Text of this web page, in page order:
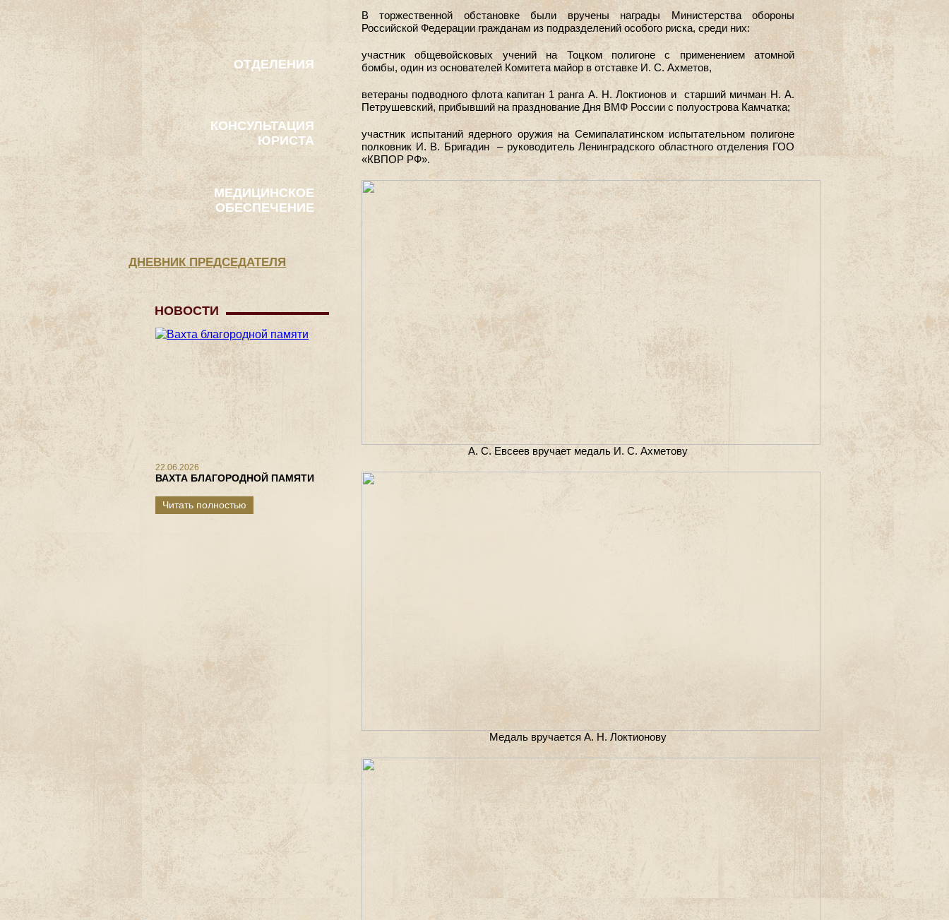
ОТДЕЛЕНИЯ
КОНСУЛЬТАЦИЯ
ЮРИСТА
МЕДИЦИНСКОЕ
ОБЕСПЕЧЕНИЕ
ДНЕВНИК ПРЕДСЕДАТЕЛЯ
НОВОСТИ
22.06.2026
ВАХТА БЛАГОРОДНОЙ ПАМЯТИ
Читать полностью
В торжественной обстановке были вручены награды Министерства обороны
Российской Федерации гражданам из подразделений особого риска, среди них:
участник общевойсковых учений на Тоцком полигоне с применением атомной
бомбы, один из основателей Комитета майор в отставке И. С. Ахметов,
ветераны подводного флота капитан 1 ранга А. Н. Локтионов и старший мичман Н. А.
Петрушевский, прибывший на празднование Дня ВМФ России с полуострова Камчатка;
участник испытаний ядерного оружия на Семипалатинском испытательном полигоне
полковник И. В. Бригадин – руководитель Ленинградского областного отделения ГОО
«КВПОР РФ».
А. С. Евсеев вручает медаль И. С. Ахметову
Медаль вручается А. Н. Локтионову